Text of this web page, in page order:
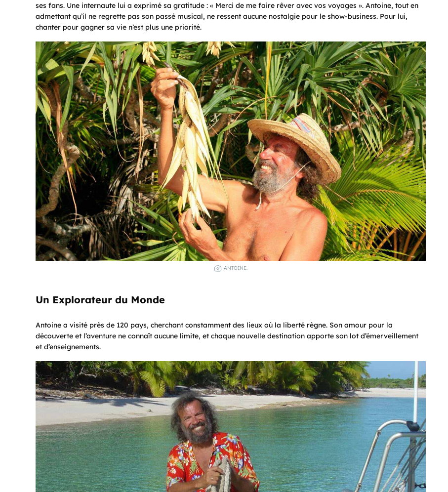
ses fans. Une internaute lui a exprimé sa gratitude : « Merci de me faire rêver avec vos voyages ». Antoine, tout en
admettant qu’il ne regrette pas son passé musical, ne ressent aucune nostalgie pour le show-business. Pour lui,
chanter pour gagner sa vie n’est plus une priorité.
ANTOINE.
Un Explorateur du Monde
Antoine a visité près de 120 pays, cherchant constamment des lieux où la liberté règne. Son amour pour la
découverte et l’aventure ne connaît aucune limite, et chaque nouvelle destination apporte son lot d’émerveillement
et d’enseignements.